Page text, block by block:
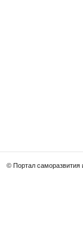
© Портал саморазвития